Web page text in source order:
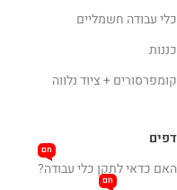
כלי עבודה חשמליים
כננות
קומפרסורים + ציוד נלווה
דפים
האם כדאי לתקן כלי עבודה?
חם
חם